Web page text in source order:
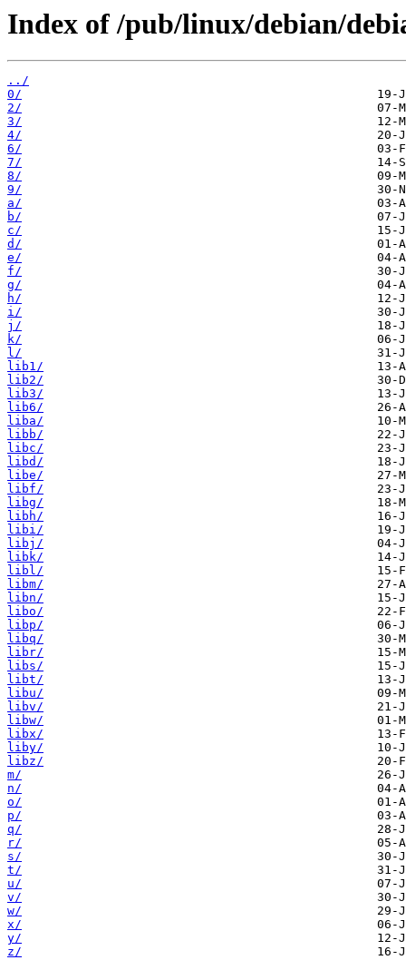
Index of /pub/linux/debian/
../
0/
2/
3/
4/
6/
7/
8/
9/
a/
b/
c/
d/
e/
f/
g/
h/
i/
j/
k/
l/
lib1/
lib2/
lib3/
lib6/
liba/
libb/
libc/
libd/
libe/
libf/
libg/
libh/
libi/
libj/
libk/
libl/
libm/
libn/
libo/
libp/
libq/
libr/
libs/
libt/
libu/
libv/
libw/
libx/
liby/
libz/
m/
n/
o/
p/
q/
r/
s/
t/
u/
v/
w/
x/
y/
z/